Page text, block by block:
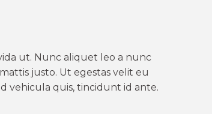
ut. Nunc aliquet leo a nunc
justo. Ut egestas velit eu
vehicula quis, tincidunt id ante.